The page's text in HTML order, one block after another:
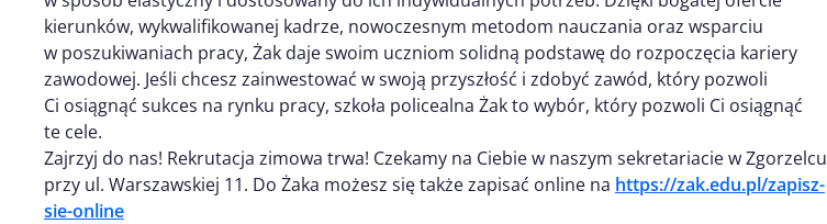
kierunków, wykwalifikowanej kadrze, nowoczesnym metodom nauczania oraz wsparciu
w poszukiwaniach pracy, Żak daje swoim uczniom solidną podstawę do rozpoczęcia kariery
zawodowej. Jeśli chcesz zainwestować w swoją przyszłość i zdobyć zawód, który pozwoli
Ci osiągnąć sukces na rynku pracy, szkoła policealna Żak to wybór, który pozwoli Ci osiągnąć
te cele.
Zajrzyj do nas! Rekrutacja zimowa trwa! Czekamy na Ciebie w naszym sekretariacie w Zgorzelcu
przy ul. Warszawskiej 11. Do Żaka możesz się także zapisać online na https://zak.edu.pl/zapisz-
sie-online